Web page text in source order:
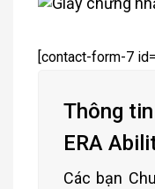
[contact-form-7
Thông
ERA
Các bạn